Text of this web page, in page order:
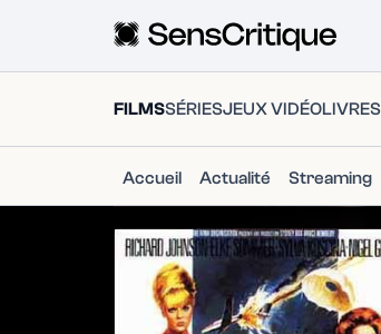
FILMSSÉRIESJEUX VIDÉOLIVRES
Accueil Actualité Streaming